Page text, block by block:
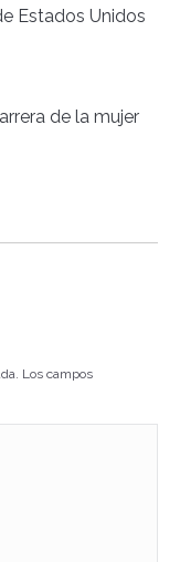
Estados Unidos
de la mujer
Los campos